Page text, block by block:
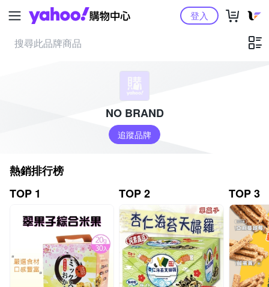
Yahoo購物中心登入
NO BRAND
追蹤品牌
熱銷排行榜
TOP 1
TOP 2 TOP 3